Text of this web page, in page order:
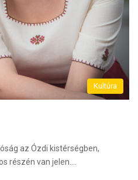
Kultúra
az Ózdi kistérségben,
részén van jelen.…